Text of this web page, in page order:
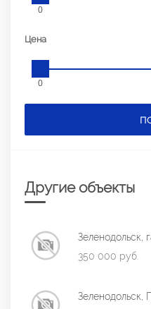
0
Цена
0
Другие объекты
Зеленодольск,
350 000 руб.
Зеленодольск,